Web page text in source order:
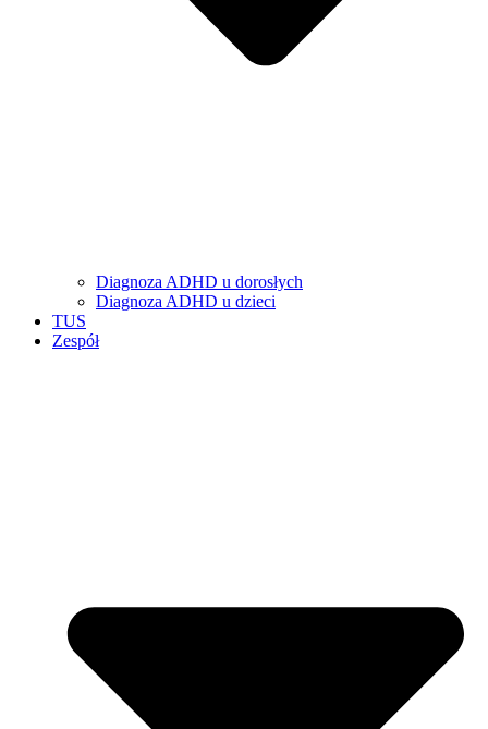
Diagnoza ADHD u dorosłych
Diagnoza ADHD u dzieci
TUS
Zespół